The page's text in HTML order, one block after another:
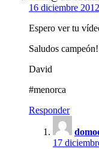
16 diciembre
Espero ver tu
Saludos campeón!
David
#menorca
Responder
17